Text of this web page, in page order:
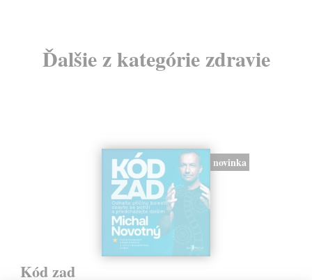
Ďalšie z kategórie zdravie
novinka
Kód zad